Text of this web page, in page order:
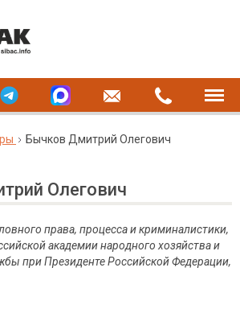
Бычков Дмитрий Олегович
Олегович
права, процесса и криминалистики,
академии народного хозяйства и
при Президенте Российской Федерации,